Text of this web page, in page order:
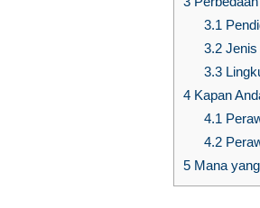
3.1
3.2Jenis
3.3
4 Kapan
4.1
4.2
5 Mana